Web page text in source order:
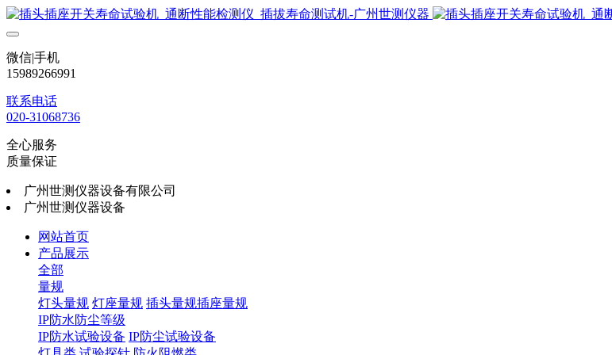
微信|手机
15989266991
联系电话
020-31068736
全心服务
质量保证
广州世测仪器设备有限公司
广州世测仪器设备
网站首页
产品展示
全部
量规
灯头量规 灯座量规 插头量规插座量规
IP防水防尘等级
IP防水试验设备 IP防尘试验设备